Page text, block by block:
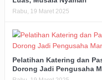
Rabu, 19 Maret 2025
Pelatihan Katering dan
Dorong Jadi Pengusaha